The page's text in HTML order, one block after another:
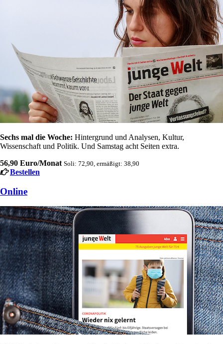
Sechs mal die Woche: Hintergrund und Analysen, Kultur,
Wissenschaft und Politik. Und Samstag acht Seiten extra.
56,90 Euro/Monat Soli: 72,90, ermäßigt: 38,90
Bestellen
Online